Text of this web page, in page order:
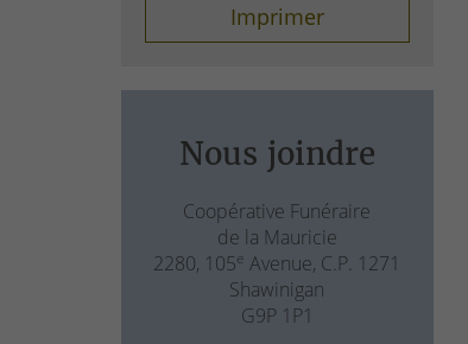
Imprimer
Nous joindre
Coopérative Funéraire
de la Mauricie
2280, 105e Avenue, C.P. 1271
Shawinigan
G9P 1P1